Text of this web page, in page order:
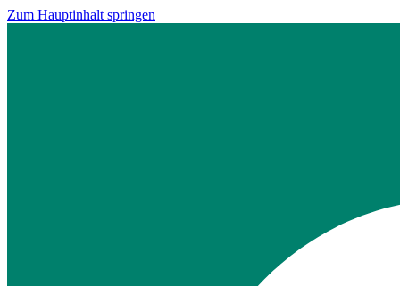
Zum Hauptinhalt springen